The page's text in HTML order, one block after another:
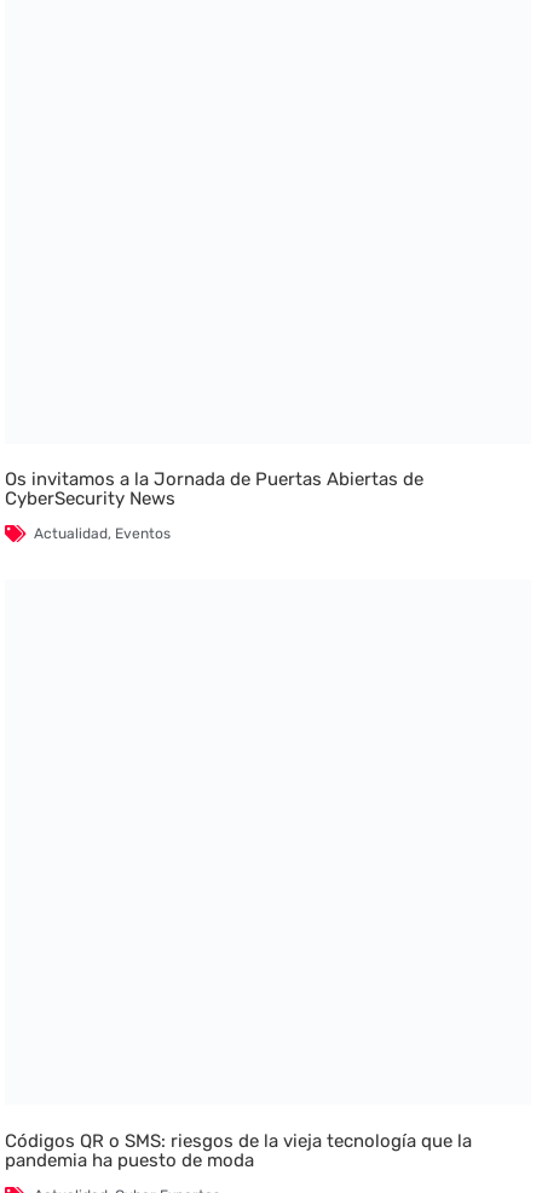
Os invitamos a la Jornada de Puertas Abiertas de
CyberSecurity News
Actualidad, Eventos
Códigos QR o SMS: riesgos de la vieja tecnología que la
pandemia ha puesto de moda